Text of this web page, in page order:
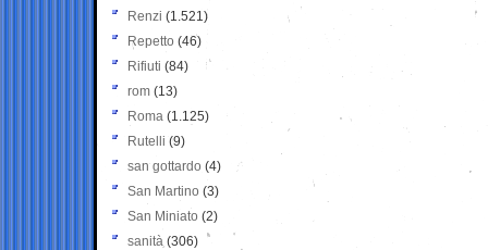
Renzi (1.521)
Repetto (46)
Rifiuti (84)
rom (13)
Roma (1.125)
Rutelli (9)
san gottardo (4)
San Martino (3)
San Miniato (2)
sanità (306)